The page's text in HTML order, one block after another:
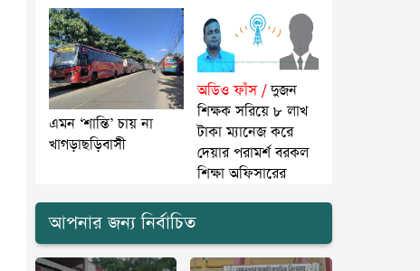
এমন ‘শান্তি’ চায় না
খাগড়াছড়িবাসী
অডিও ফাঁস /দুজন
শিক্ষক সরিয়ে ৮ লাখ
টাকা ম্যানেজ করে
দেয়ার পরামর্শ বরকল
শিক্ষা অফিসারের
আপনার জন্য নির্বাচিত